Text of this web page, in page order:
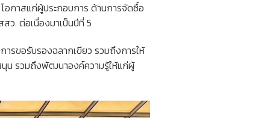
อกาสแก่ผู้ประกอบการ ด้านการจัดซื้อ
ว. ต่อเนื่องมาเป็นปีที่ 5
รขอรับรองฉลากเขียว รวมถึงการให้
นุน รวมถึงพัฒนาองค์ความรู้ให้แก่ผู้